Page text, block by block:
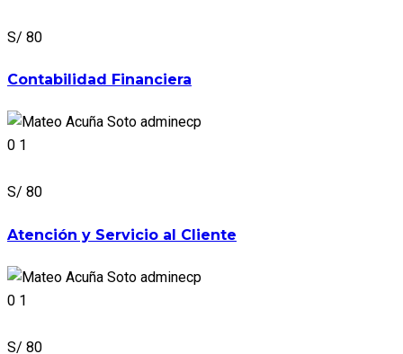
S/ 80
Contabilidad Financiera
adminecp
0 1
S/ 80
Atención y Servicio al Cliente
adminecp
0 1
S/ 80